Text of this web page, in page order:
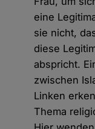
eine
sie nicht,
diese
abspricht.
zwischen
Linken
Thema